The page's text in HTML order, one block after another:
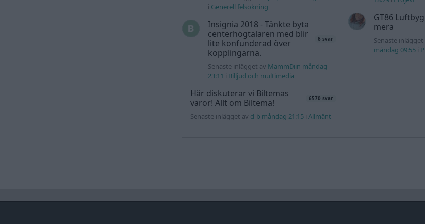
i Generell felsökning
Insignia 2018 - Tänkte byta
centerhögtalaren med blir
lite konfunderad över
kopplingarna.
6 svar
Senaste inlägget av MammDiin måndag
23:11 i Billjud och multimedia
Här diskuterar vi Biltemas
varor! Allt om Biltema!
6570 svar
Senaste inlägget av d-b måndag 21:15 i Allmänt
GT86
mera
Senaste inlägget
måndag 09:55i